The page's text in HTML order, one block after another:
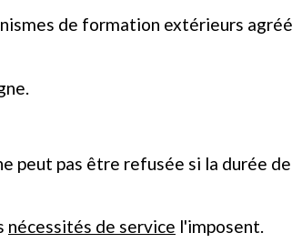
de formation extérieurs
peut pas être refusée si la durée
nécessités de service l'imposent.